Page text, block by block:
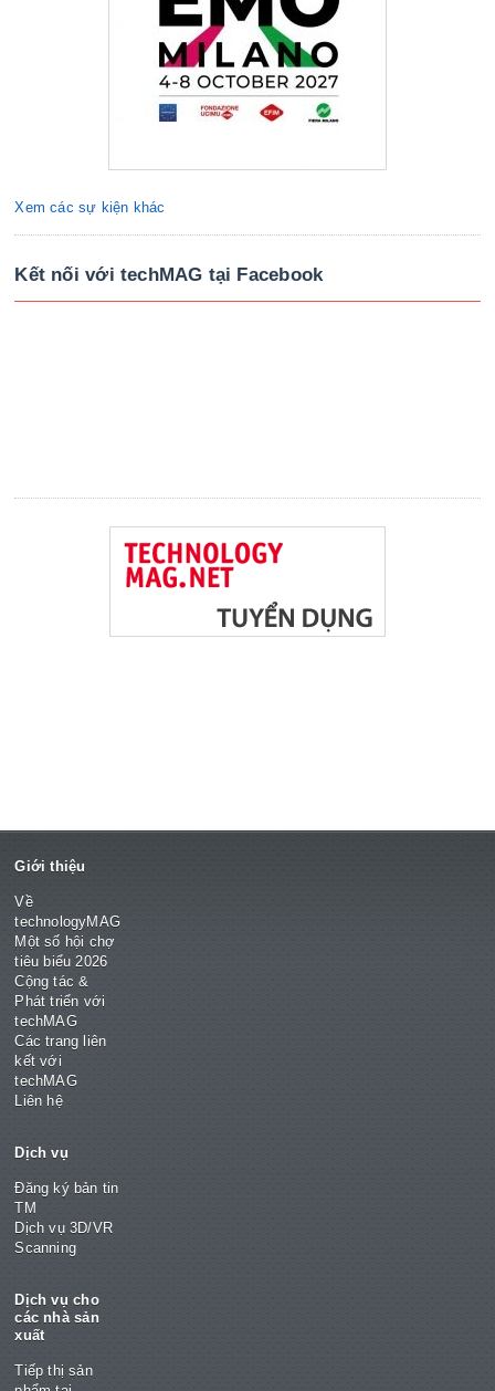
Xem các sự kiện khác
Kết nối với techMAG tại Facebook
Giới thiệu
Về
technologyMAG
Một số hội chợ
tiêu biểu 2026
Cộng tác &
Phát triển với
techMAG
Các trang liên
kết với
techMAG
Liên hệ
Dịch vụ
Đăng ký bản tin
TM
Dịch vụ 3D/VR
Scanning
Dịch vụ cho
các nhà sản
xuất
Tiếp thị sản